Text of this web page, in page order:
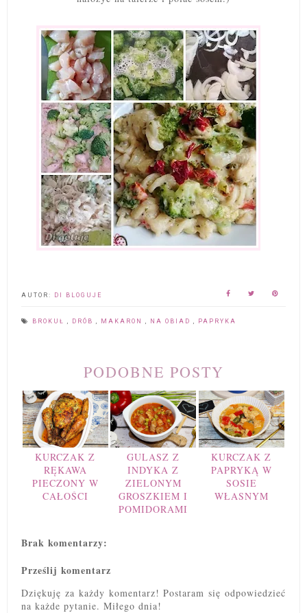
AUTOR: DI BLOGUJE
BROKUŁ , DRÓB , MAKARON , NA OBIAD , PAPRYKA
PODOBNE POSTY
KURCZAK Z
RĘKAWA
PIECZONY W
CAŁOŚCI
GULASZ Z
INDYKA Z
ZIELONYM
GROSZKIEM I
POMIDORAMI
KURCZAK Z
PAPRYKĄ W
SOSIE
WŁASNYM
Brak komentarzy:
Prześlij komentarz
Dziękuję za każdy komentarz! Postaram się odpowiedzieć
na każde pytanie. Miłego dnia!